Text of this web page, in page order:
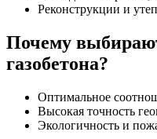
Реконструкции и
Почему
газобетона?
Оптимальное
Высокая точность
Экологичность и